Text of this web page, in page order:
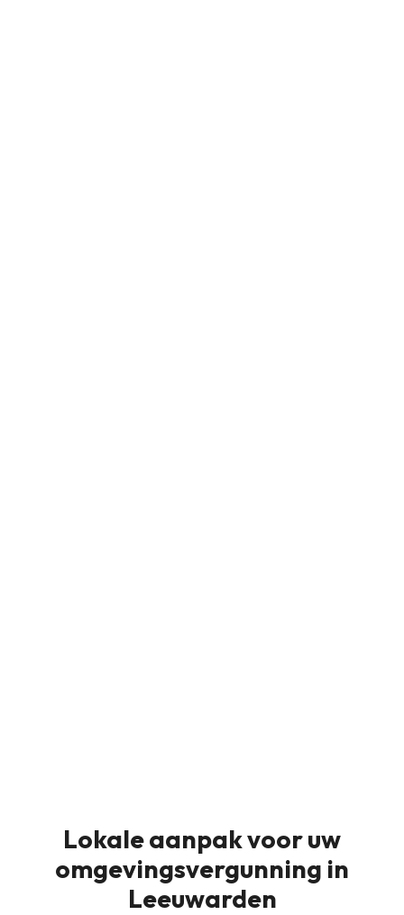
Lokale aanpak voor uw
omgevingsvergunning in
Leeuwarden